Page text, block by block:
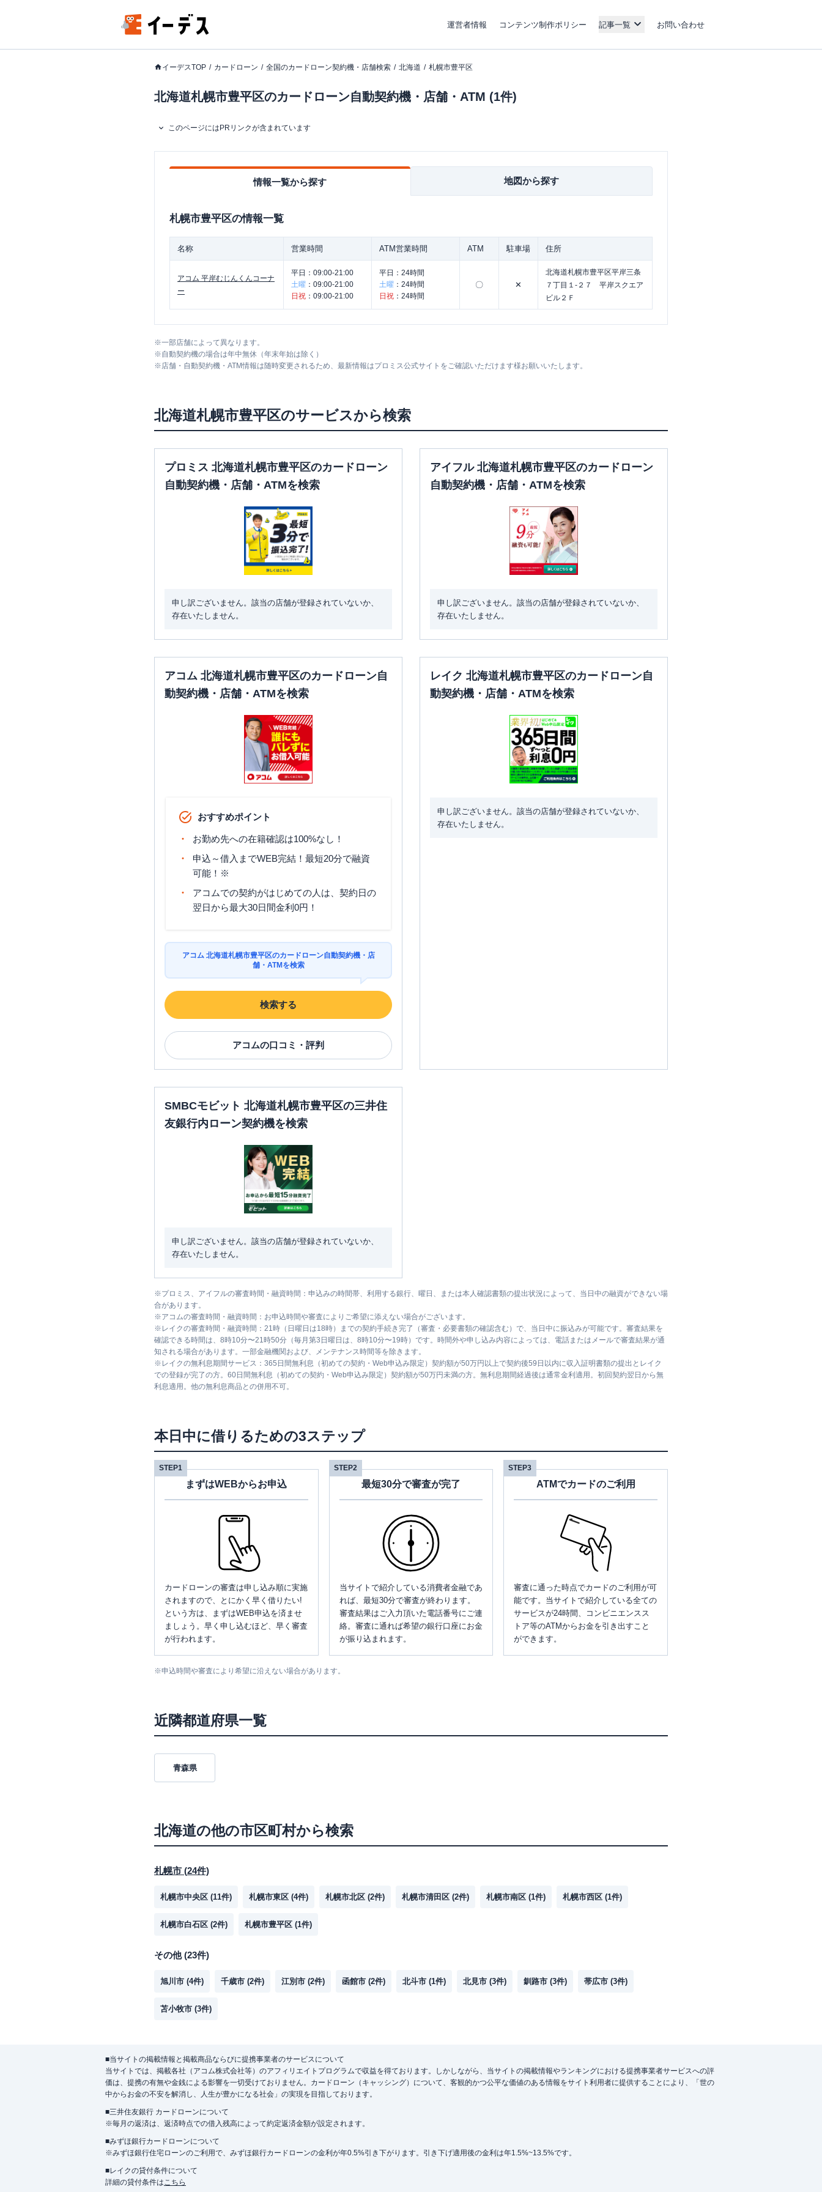
運営者情報 コンテンツ制作ポリシー 記事一覧 お問い合わせ
イーデスTOP カードローン 全国のカードローン契約機・店舗検索 北海道 札幌市豊平区
北海道札幌市豊平区のカードローン自動契約機・店舗・ATM (1件)
このページにはPRリンクが含まれています
情報一覧から探す 地図から探す
札幌市豊平区の情報一覧
名称 営業時間 ATM営業時間 ATM 駐車場 住所
アコム 平岸むじんくんコーナ
ー
平日： 09:00-21:00
土曜 ： 09:00-21:00
日祝 ： 09:00-21:00
平日： 24時間
土曜 ： 24時間
日祝 ： 24時間
〇 ✕
北海道札幌市豊平区平岸三条
７丁目１-２７ 平岸スクエア
ビル２Ｆ
※一部店舗によって異なります。
※自動契約機の場合は年中無休（年末年始は除く）
※店舗・自動契約機・ATM情報は随時変更されるため、最新情報はプロミス公式サイトをご確認いただけます様お願いいたします。
北海道札幌市豊平区のサービスから検索
プロミス 北海道札幌市豊平区のカードローン
自動契約機・店舗・ATMを検索
申し訳ございません。該当の店舗が登録されていないか、
存在いたしません。
アイフル 北海道札幌市豊平区のカードローン
自動契約機・店舗・ATMを検索
申し訳ございません。該当の店舗が登録されていないか、
存在いたしません。
アコム 北海道札幌市豊平区のカードローン自
動契約機・店舗・ATMを検索
おすすめポイント
お勤め先への在籍確認は100%なし！
申込～借入までWEB完結！最短20分で融資
可能！※
アコムでの契約がはじめての人は、契約日の
翌日から最大30日間金利0円！
アコム 北海道札幌市豊平区のカードローン自動契約機・店
舗・ATMを検索
検索する
アコムの口コミ・評判
レイク 北海道札幌市豊平区のカードローン自
動契約機・店舗・ATMを検索
申し訳ございません。該当の店舗が登録されていないか、
存在いたしません。
SMBCモビット 北海道札幌市豊平区の三井住
友銀行内ローン契約機を検索
申し訳ございません。該当の店舗が登録されていないか、
存在いたしません。
※プロミス、アイフルの審査時間・融資時間：申込みの時間帯、利用する銀行、曜日、または本人確認書類の提出状況によって、当日中の融資ができない場
合があります。
※アコムの審査時間・融資時間：お申込時間や審査によりご希望に添えない場合がございます。
※ レイクの審査時間・融資時間：21時（日曜日は18時）までの契約手続き完了（審査・必要書類の確認含む）で、当日中に振込みが可能です。審査結果を
確認できる時間は、8時10分〜21時50分（毎月第3日曜日は、8時10分〜19時）です。時間外や申し込み内容によっては、電話またはメールで審査結果が通
知される場合があります。一部金融機関および、メンテナンス時間等を除きます。
※ レイクの無利息期間サービス：365日間無利息（初めての契約・Web申込み限定）契約額が50万円以上で契約後59日以内に収入証明書類の提出とレイク
での登録が完了の方。60日間無利息（初めての契約・Web申込み限定）契約額が50万円未満の方。無利息期間経過後は通常金利適用。初回契約翌日から無
利息適用。他の無利息商品との併用不可。
本日中に借りるための3ステップ
STEP1
まずはWEBからお申込
カードローンの審査は申し込み順に実施
されますので、とにかく早く借りたい!
という方は、まずはWEB申込を済ませ
ましょう。早く申し込むほど、早く審査
が行われます。
STEP2
最短30分で審査が完了
当サイトで紹介している消費者金融であ
れば、最短30分で審査が終わります。
審査結果はご入力頂いた電話番号にご連
絡。審査に通れば希望の銀行口座にお金
が振り込まれます。
STEP3
ATMでカードのご利用
審査に通った時点でカードのご利用が可
能です。当サイトで紹介している全ての
サービスが24時間、コンビニエンスス
トア等のATMからお金を引き出すこと
ができます。
※申込時間や審査により希望に沿えない場合があります。
近隣都道府県一覧
青森県
北海道の他の市区町村から検索
札幌市 (24件)
札幌市中央区 (11件) 札幌市東区 (4件) 札幌市北区 (2件) 札幌市清田区 (2件) 札幌市南区 (1件) 札幌市西区 (1件)
札幌市白石区 (2件) 札幌市豊平区 (1件)
その他(23件)
旭川市 (4件) 千歳市 (2件) 江別市 (2件) 函館市 (2件) 北斗市 (1件) 北見市 (3件) 釧路市 (3件) 帯広市 (3件)
苫小牧市 (3件)
■当サイトの掲載情報と掲載商品ならびに提携事業者のサービスについて
当サイトでは、掲載各社（アコム株式会社等）のアフィリエイトプログラムで収益を得ております。しかしながら、当サイトの掲載情報やランキングにおける提携事業者サービスへの評
価は、提携の有無や金銭による影響を一切受けておりません。カードローン（キャッシング）について、客観的かつ公平な価値のある情報をサイト利用者に提供することにより、「世の
中からお金の不安を解消し、人生が豊かになる社会」の実現を目指しております。
■三井住友銀行 カードローンについて
※毎月の返済は、返済時点での借入残高によって約定返済金額が設定されます。
■みずほ銀行カードローンについて
※みずほ銀行住宅ローンのご利用で、みずほ銀行カードローンの金利が年0.5%引き下がります。引き下げ適用後の金利は年1.5%~13.5%です。
■レイクの貸付条件について
詳細の貸付条件はこちら